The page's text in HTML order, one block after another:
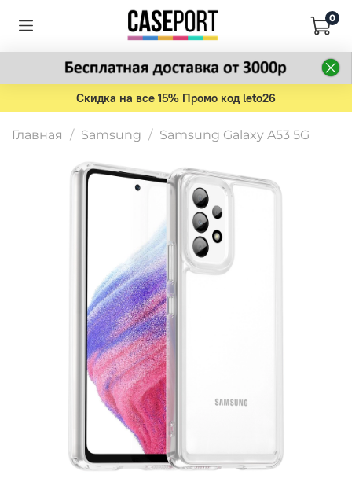
0
Скидка на все 15% Промо код leto26
Главная Samsung Samsung Galaxy A53 5G